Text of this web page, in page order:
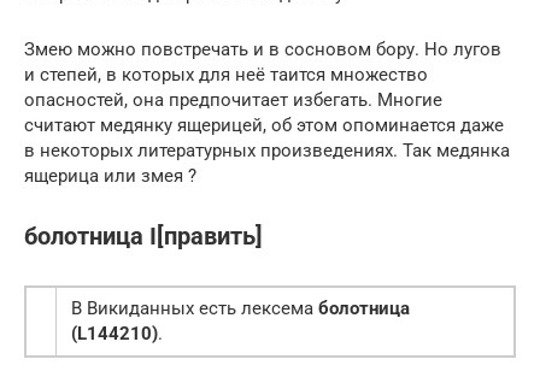
Змею можно повстречать и в сосновом бору. Но лугов
и степей, в которых для неё таится множество
опасностей, она предпочитает избегать. Многие
считают медянку ящерицей, об этом опоминается даже
в некоторых литературных произведениях. Так медянка
ящерица или змея ?
болотница I[править]
В Викиданных есть лексема болотница
(L144210).